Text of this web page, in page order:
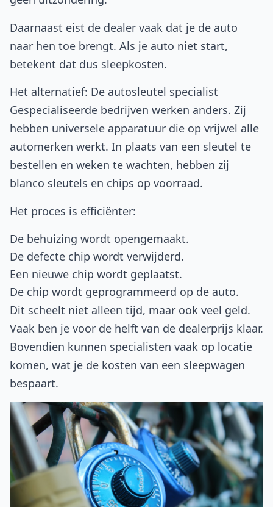
Daarnaast eist de dealer vaak dat je de auto
naar hen toe brengt. Als je auto niet start,
betekent dat dus sleepkosten.
Het alternatief: De autosleutel specialist
Gespecialiseerde bedrijven werken anders. Zij
hebben universele apparatuur die op vrijwel alle
automerken werkt. In plaats van een sleutel te
bestellen en weken te wachten, hebben zij
blanco sleutels en chips op voorraad.
Het proces is efficiënter:
De behuizing wordt opengemaakt.
De defecte chip wordt verwijderd.
Een nieuwe chip wordt geplaatst.
De chip wordt geprogrammeerd op de auto.
Dit scheelt niet alleen tijd, maar ook veel geld.
Vaak ben je voor de helft van de dealerprijs klaar.
Bovendien kunnen specialisten vaak op locatie
komen, wat je de kosten van een sleepwagen
bespaart.